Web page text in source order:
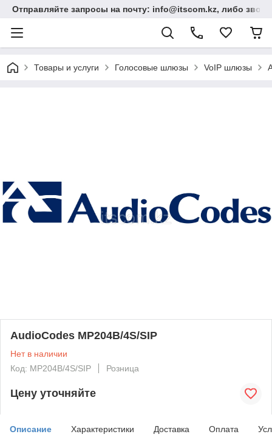
Отправляйте запросы на почту: info@itscom.kz, либо
Товары и услуги Голосовые шлюзы VoIP шлюзы
AudioCodes MP204B/4S/SIP
Нет в наличии
Код: MP204B/4S/SIP
Розница
Цену уточняйте
Описание Характеристики Доставка Оплата